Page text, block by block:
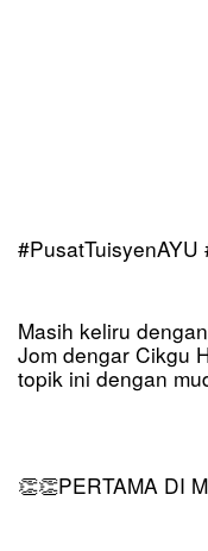
Masih keliru
Jom dengar Cikgu
topik ini dengan
👏👏PERTAMA DI